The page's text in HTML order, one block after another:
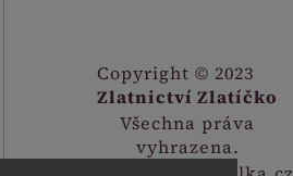
Copyright © 2023
Zlatnictví Zlatíčko
Všechna práva
vyhrazena.